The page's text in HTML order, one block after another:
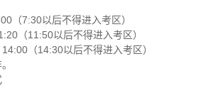
（7:30以后不得进入考区）
（11:50以后不得进入考区）
（14:30以后不得进入考区）